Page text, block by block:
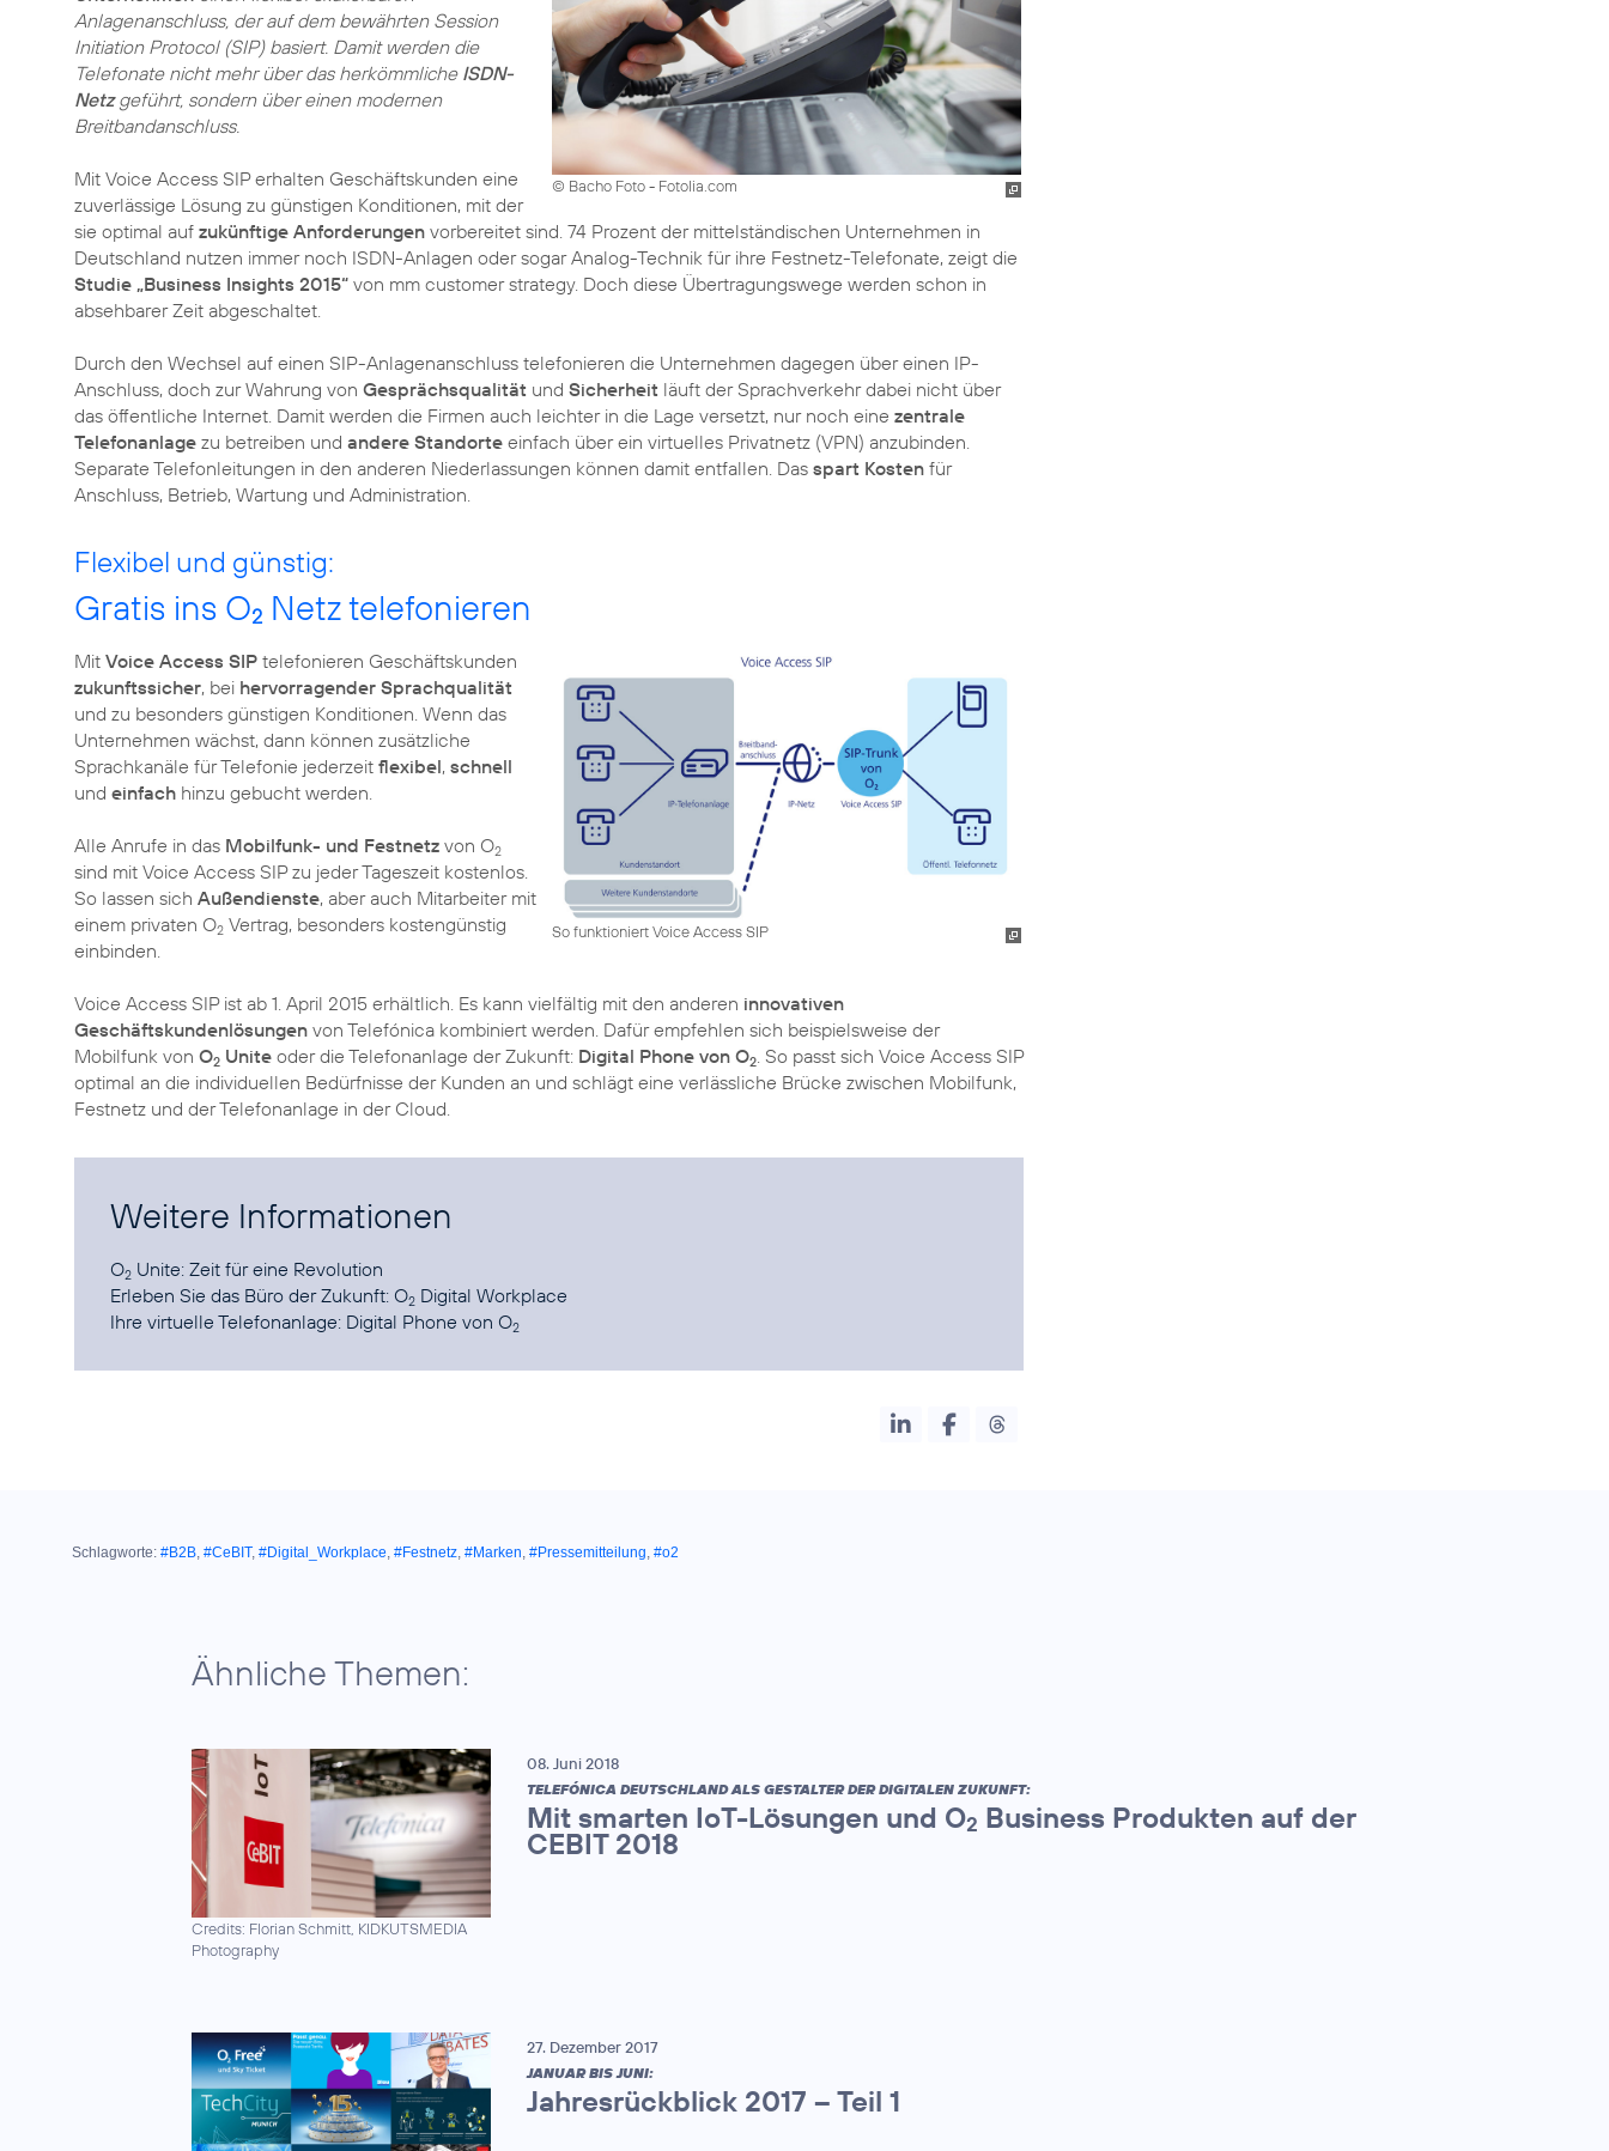
© Bacho Foto - Fotolia.com
Anlagenanschluss, der auf dem bewährten Session
Initiation Protocol (SIP) basiert. Damit werden die
Telefonate nicht mehr über das herkömmliche ISDN-
Netzgeführt, sondern über einen modernen
Breitbandanschluss.
Mit Voice Access SIP erhalten Geschäftskunden eine
zuverlässige Lösung zu günstigen Konditionen, mit der
sie optimal auf zukünftige Anforderungen vorbereitet sind. 74 Prozent der mittelständischen Unternehmen in
Deutschland nutzen immer noch ISDN-Anlagen oder sogar Analog-Technik für ihre Festnetz-Telefonate, zeigt die
Studie „Business Insights 2015“ von mm customer strategy. Doch diese Übertragungswege werden schon in
absehbarer Zeit abgeschaltet.
Durch den Wechsel auf einen SIP-Anlagenanschluss telefonieren die Unternehmen dagegen über einen IP-
Anschluss, doch zur Wahrung von Gesprächsqualität und Sicherheit läuft der Sprachverkehr dabei nicht über
das öffentliche Internet. Damit werden die Firmen auch leichter in die Lage versetzt, nur noch eine zentrale
Telefonanlage zu betreiben und andere Standorte einfach über ein virtuelles Privatnetz (VPN) anzubinden.
Separate Telefonleitungen in den anderen Niederlassungen können damit entfallen. Das spart Kosten für
Anschluss, Betrieb, Wartung und Administration.
Flexibel und günstig:
Gratis ins O2 Netz telefonieren
So funktioniert Voice Access SIP
Mit Voice Access SIP telefonieren Geschäftskunden
zukunftssicher, bei hervorragender Sprachqualität
und zu besonders günstigen Konditionen. Wenn das
Unternehmen wächst, dann können zusätzliche
Sprachkanäle für Telefonie jederzeit flexibel, schnell
und einfach hinzu gebucht werden.
Alle Anrufe in das Mobilfunk- und Festnetz von O2
sind mit Voice Access SIP zu jeder Tageszeit kostenlos.
So lassen sich Außendienste, aber auch Mitarbeiter mit
einem privaten O2 Vertrag, besonders kostengünstig
einbinden.
Voice Access SIP ist ab 1. April 2015 erhältlich. Es kann vielfältig mit den anderen innovativen
Geschäftskundenlösungen von Telefónica kombiniert werden. Dafür empfehlen sich beispielsweise der
Mobilfunk von O2 Unite oder die Telefonanlage der Zukunft: Digital Phone von O2. So passt sich Voice Access SIP
optimal an die individuellen Bedürfnisse der Kunden an und schlägt eine verlässliche Brücke zwischen Mobilfunk,
Festnetz und der Telefonanlage in der Cloud.
Weitere Informationen
O2 Unite: Zeit für eine Revolution
Erleben Sie das Büro der Zukunft: O2 Digital Workplace
Ihre virtuelle Telefonanlage: Digital Phone von O2
Schlagworte: #B2B, #CeBIT, #Digital_Workplace, #Festnetz, #Marken, #Pressemitteilung, #o2
Ähnliche Themen:
Credits: Florian Schmitt, KIDKUTSMEDIA
Photography
08. Juni 2018
TELEFÓNICA DEUTSCHLAND ALS GESTALTER DER DIGITALEN ZUKUNFT:
Mit smarten IoT-Lösungen und O2 Business Produkten auf der
CEBIT 2018
27. Dezember 2017
JANUAR BIS JUNI:
Jahresrückblick 2017 – Teil 1